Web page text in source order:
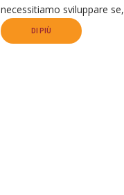
necessitiamo sviluppare
DI PIÙ